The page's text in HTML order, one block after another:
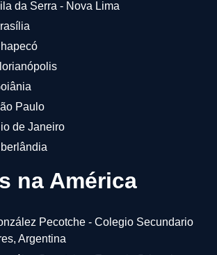
da Serra - Nova Lima
Paulo
de Janeiro
na América
Pecotche - Colegio Secundario
Argentina